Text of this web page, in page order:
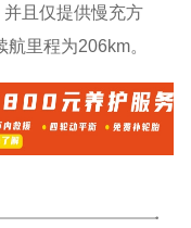
且仅提供慢充方
里程为206km。